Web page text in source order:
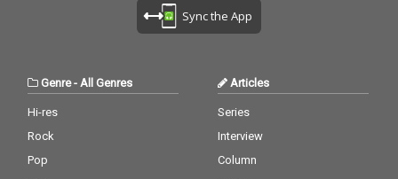
Sync the App
Genre- All Genres
Hi-res
Rock
Pop
Articles
Series
Interview
Column